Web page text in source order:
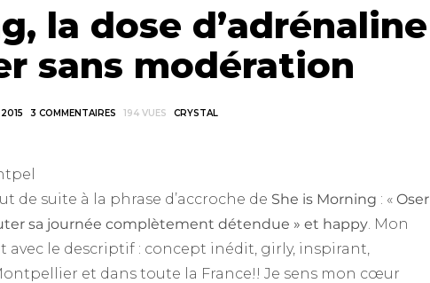
la dose d’adrénaline
sans modération
3 COMMENTAIRES 194 VUES CRYSTAL
de suite à la phrase d’accroche de She is Morning : « Oser
sa journée complètement détendue » et happy. Mon
le descriptif : concept inédit, girly, inspirant,
et dans toute la France!! Je sens mon cœur